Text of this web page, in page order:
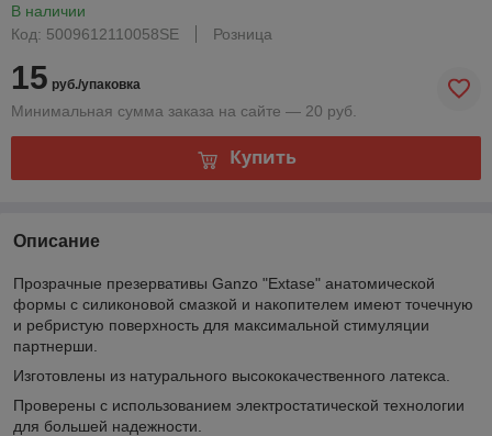
В наличии
Код: 5009612110058SE
Розница
15 руб./упаковка
Минимальная сумма заказа на сайте — 20 руб.
Купить
Описание
Прозрачные презервативы Ganzo "Extase" анатомической
формы с силиконовой смазкой и накопителем имеют точечную
и ребристую поверхность для максимальной стимуляции
партнерши.
Изготовлены из натурального высококачественного латекса.
Проверены с использованием электростатической технологии
для большей надежности.